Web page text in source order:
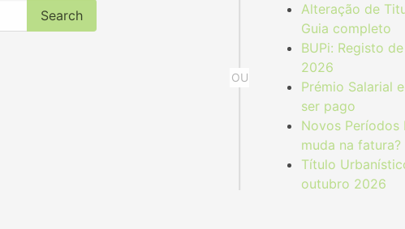
Search
Alteração de
Guia completo
BUPi: Registo
2026
Prémio Salarial
ser pago
Novos Períodos
muda na fatura?
Título
outubro 2026